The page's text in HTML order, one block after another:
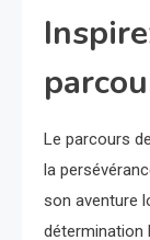
Le parcours
la
son aventure
détermination